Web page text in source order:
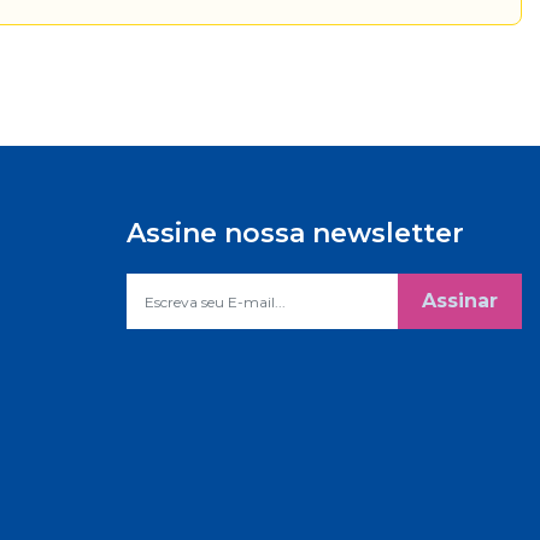
Assine nossa newsletter
Assinar